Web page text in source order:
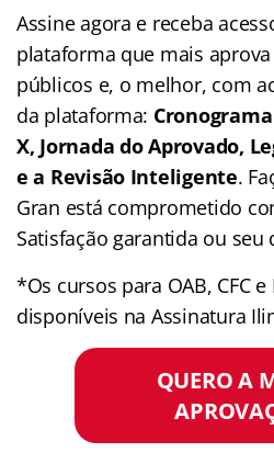
Assine agora e receba
plataforma que mais
públicos e, o melhor, com
da plataforma:
X, Jornada do Aprovado,
e a Revisão Inteligente.
Gran está comprometido
Satisfação garantida ou
*Os cursos para OAB, CFC
disponíveis na Assinatura
QUERO A